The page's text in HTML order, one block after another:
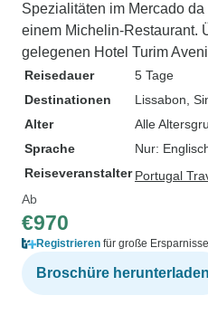
Spezialitäten im Mercado
einem Michelin-Restaurant.
gelegenen Hotel Turim
Reisedauer
5 Tage
Destinationen
Lissabon ,
Alter
Alle
Sprache
Nur:
Reiseveranstalter Portugal
Ab
€970
Registrieren für große Ersparnisse
Broschüre herunterladen